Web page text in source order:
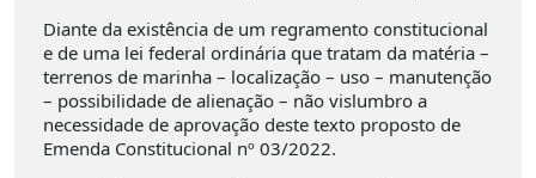
Diante da existência de um regramento constitucional
e de uma lei federal ordinária que tratam da matéria –
terrenos de marinha – localização – uso – manutenção
– possibilidade de alienação – não vislumbro a
necessidade de aprovação deste texto proposto de
Emenda Constitucional nº 03/2022.